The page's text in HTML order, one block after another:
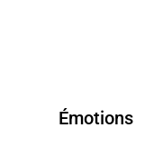
Émotions